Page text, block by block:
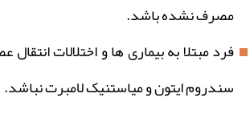
مصرف نشده باشد.
فرد مبتلا به بیماری ها و اختلالات
سندروم ایتون و میاستنیک لامبرت نباشد.